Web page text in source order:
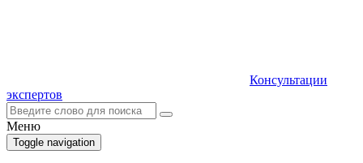
Консультации
экспертов
Меню
Toggle navigation